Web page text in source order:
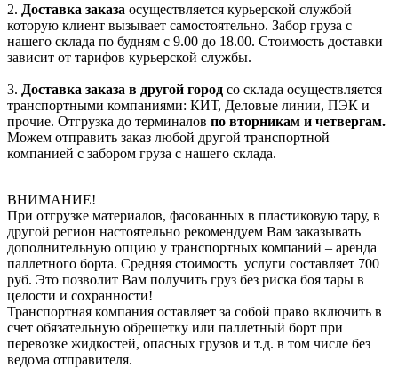
2. Доставка заказа осуществляется курьерской службой
которую клиент вызывает самостоятельно. Забор груза с
нашего склада по будням с 9.00 до 18.00. Стоимость доставки
зависит от тарифов курьерской службы.
3. Доставка заказа в другой город со склада осуществляется
транспортными компаниями: КИТ, Деловые линии, ПЭК и
прочие. Отгрузка до терминалов по вторникам и четвергам.
Можем отправить заказ любой другой транспортной
компанией с забором груза с нашего склада.
ВНИМАНИЕ!
При отгрузке материалов, фасованных в пластиковую тару, в
другой регион настоятельно рекомендуем Вам заказывать
дополнительную опцию у транспортных компаний – аренда
паллетного борта. Средняя стоимость услуги составляет 700
руб. Это позволит Вам получить груз без риска боя тары в
целости и сохранности!
Транспортная компания оставляет за собой право включить в
счет обязательную обрешетку или паллетный борт при
перевозке жидкостей, опасных грузов и т.д. в том числе без
ведома отправителя.